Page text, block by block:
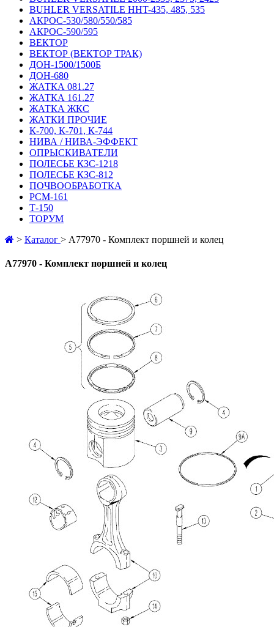
BUHLER VERSATILE HHT-435, 485, 535
АКРОС-530/580/550/585
АКРОС-590/595
ВЕКТОР
ВЕКТОР (ВЕКТОР ТРАК)
ДОН-1500/1500Б
ДОН-680
ЖАТКА 081.27
ЖАТКА 161.27
ЖАТКА ЖКС
ЖАТКИ ПРОЧИЕ
К-700, К-701, К-744
НИВА / НИВА-ЭФФЕКТ
ОПРЫСКИВАТЕЛИ
ПОЛЕСЬЕ КЗС-1218
ПОЛЕСЬЕ КЗС-812
ПОЧВООБРАБОТКА
РСМ-161
Т-150
ТОРУМ
> Каталог > A77970 - Комплект поршней и колец
A77970 - Комплект поршней и колец